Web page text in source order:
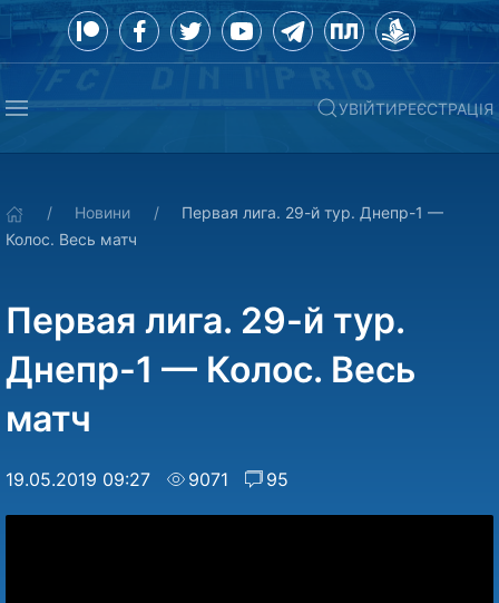
УВІЙТИРЕЄСТРАЦІЯ
Новини
Первая лига. 29-й тур. Днепр-1 —
Колос. Весь матч
Первая лига. 29-й тур.
Днепр-1 — Колос. Весь
матч
19.05.2019 09:27 9071 95